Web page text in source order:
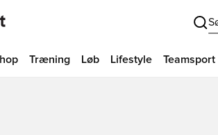
Træning Løb Lifestyle Teamsport